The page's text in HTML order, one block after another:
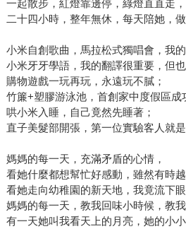
一起散步，紅燈靠邊停，綠燈直直走
二十四小時，整年無休，每天陪她，
小米自創歌曲，馬拉松式獨唱會，我
小米牙牙學語，我的翻譯很重要，但
購物遊戲一玩再玩，永遠玩不膩；
竹簾+塑膠游泳池，首創家中度假區成
哄小米入睡，自己竟然先睡著；
直子美髮部開張，第一位實驗客人就
媽媽的每一天，充滿矛盾的心情，
看她什麼都想幫忙好感動，雖然有時越
看她走向幼稚園的新天地，我竟流下眼
媽媽的每一天，教我回味小時候，教
有一天她叫我看天上的月亮，她的小